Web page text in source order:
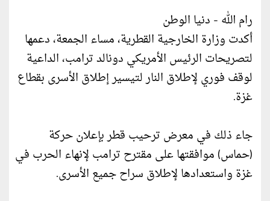
رام الله - دنيا الوطن
أكدت وزارة الخارجية القطرية، مساء الجمعة، دعمها
لتصريحات الرئيس الأمريكي دونالد ترامب، الداعية
لوقف فوري لإطلاق النار لتيسير إطلاق الأسرى بقطاع
غزة.
جاء ذلك في معرض ترحيب قطر بإعلان حركة
(حماس) موافقتها على مقترح ترامب لإنهاء الحرب في
غزة واستعدادها لإطلاق سراح جميع الأسرى.